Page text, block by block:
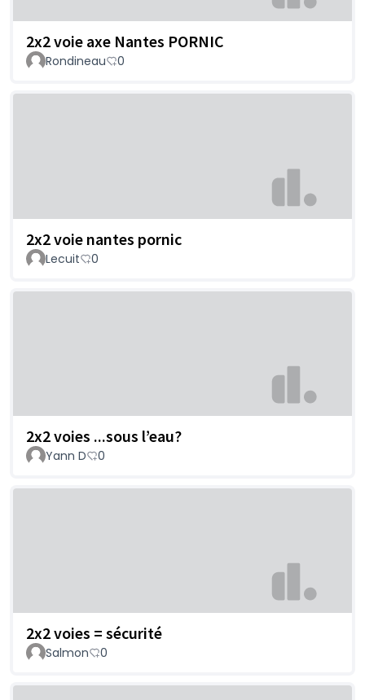
2x2 voie axe Nantes PORNIC
Rondineau 0
2x2 voie nantes pornic
Lecuit 0
2x2 voies ...sous l’eau?
Yann D 0
2x2 voies = sécurité
Salmon 0